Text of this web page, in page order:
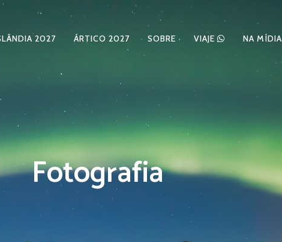
2027 ÁRTICO 2027 SOBRE VIAJE NA MÍDIA
Fotografia